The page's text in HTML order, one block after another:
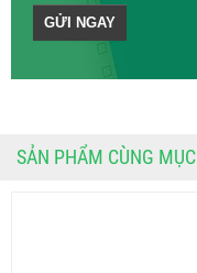
SẢN PHẨM CÙNG MỤC